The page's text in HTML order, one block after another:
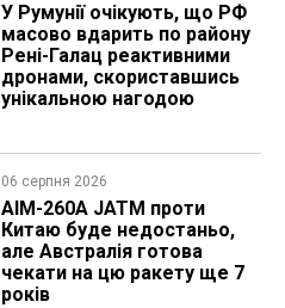
У Румунії очікують, що РФ
масово вдарить по району
Рені-Галац реактивними
дронами, скориставшись
унікальною нагодою
06 серпня 2026
AIM-260A JATM проти
Китаю буде недостаньо,
але Австралія готова
чекати на цю ракету ще 7
років